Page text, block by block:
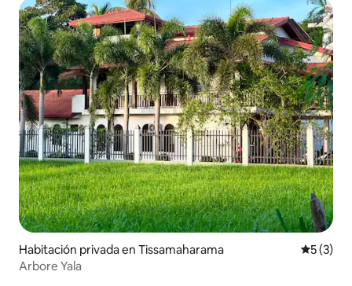
Habitación privada en Tissamaharama
5 (3)
Arbore Yala